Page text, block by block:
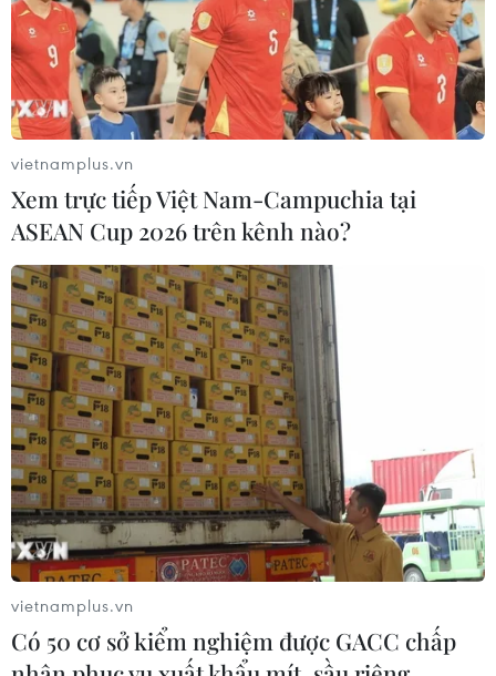
vietnamplus.vn
Xem trực tiếp Việt Nam-Campuchia tại
ASEAN Cup 2026 trên kênh nào?
vietnamplus.vn
Có 50 cơ sở kiểm nghiệm được GACC chấp